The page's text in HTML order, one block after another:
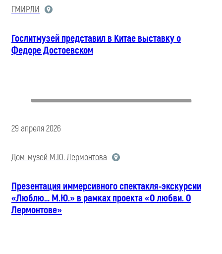
ГМИРЛИ
Гослитмузей представил в Китае выставку о
Федоре Достоевском
29 апреля 2026
Дом-музей М.Ю. Лермонтова
Презентация иммерсивного спектакля-экскурсии
«Люблю… М.Ю.» в рамках проекта «О любви. О
Лермонтове»